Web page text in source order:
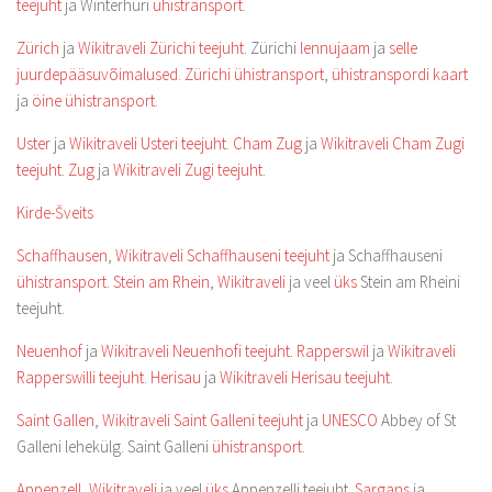
teejuht ja Winterhuri ühistransport.
Zürich ja Wikitraveli Zürichi teejuht. Zürichi lennujaam ja selle
juurdepääsuvõimalused. Zürichi ühistransport, ühistranspordi kaart
ja öine ühistransport.
Uster ja Wikitraveli Usteri teejuht. Cham Zug ja Wikitraveli Cham Zugi
teejuht. Zug ja Wikitraveli Zugi teejuht.
Kirde-Šveits
Schaffhausen, Wikitraveli Schaffhauseni teejuht ja Schaffhauseni
ühistransport. Stein am Rhein, Wikitraveli ja veel üksStein am Rheini
teejuht.
Neuenhof ja Wikitraveli Neuenhofi teejuht. Rapperswil ja Wikitraveli
Rapperswilli teejuht. Herisau ja Wikitraveli Herisau teejuht.
Saint Gallen, Wikitraveli Saint Galleni teejuht ja UNESCO Abbey of St
Galleni lehekülg. Saint Galleni ühistransport.